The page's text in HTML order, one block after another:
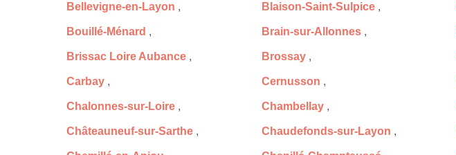
Bellevigne-en-Layon , Blaison-Saint-Sulpice ,
Bouillé-Ménard , Brain-sur-Allonnes ,
Brissac Loire Aubance , Brossay ,
Carbay , Cernusson ,
Chalonnes-sur-Loire , Chambellay ,
Châteauneuf-sur-Sarthe , Chaudefonds-sur-Layon ,